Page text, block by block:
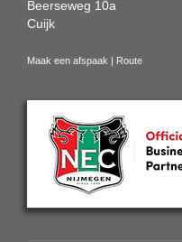
Beerseweg 10a
Cuijk
Maak een afspaak | Route